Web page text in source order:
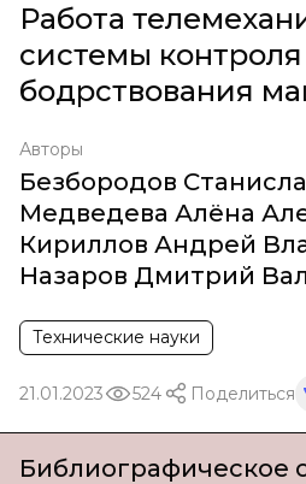
Работа
системы контроля
бодрствования
Авторы
Безбородов
Медведева Алёна
Кириллов Андрей
Назаров Дмитрий
Технические науки
21.01.2023 524 Поделиться
Библиографическое